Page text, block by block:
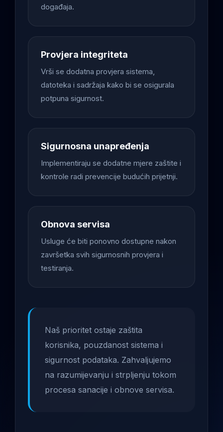
događaja.
Provjera integriteta
Vrši se dodatna provjera sistema,
datoteka i sadržaja kako bi se osigurala
potpuna sigurnost.
Sigurnosna unapređenja
Implementiraju se dodatne mjere zaštite i
kontrole radi prevencije budućih prijetnji.
Obnova servisa
Usluge će biti ponovno dostupne nakon
završetka svih sigurnosnih provjera i
testiranja.
Naš prioritet ostaje zaštita
korisnika, pouzdanost sistema i
sigurnost podataka. Zahvaljujemo
na razumijevanju i strpljenju tokom
procesa sanacije i obnove servisa.